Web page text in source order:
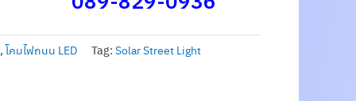
,โคมไฟถนน LED Tag:Solar Street Light